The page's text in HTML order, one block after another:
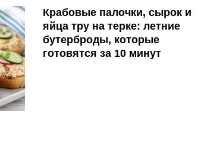
Крабовые палочки, сырок и
яйца тру на терке: летние
бутерброды, которые
готовятся за 10 минут